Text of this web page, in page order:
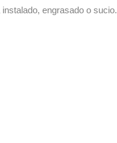
engrasado o sucio.